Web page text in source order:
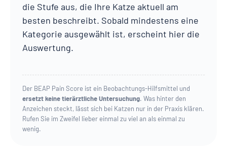
die Stufe aus, die Ihre Katze aktuell am
besten beschreibt. Sobald mindestens eine
Kategorie ausgewählt ist, erscheint hier die
Auswertung.
Der BEAP Pain Score ist ein Beobachtungs-Hilfsmittel und
ersetzt keine tierärztliche Untersuchung. Was hinter den
Anzeichen steckt, lässt sich bei Katzen nur in der Praxis klären.
Rufen Sie im Zweifel lieber einmal zu viel an als einmal zu
wenig.